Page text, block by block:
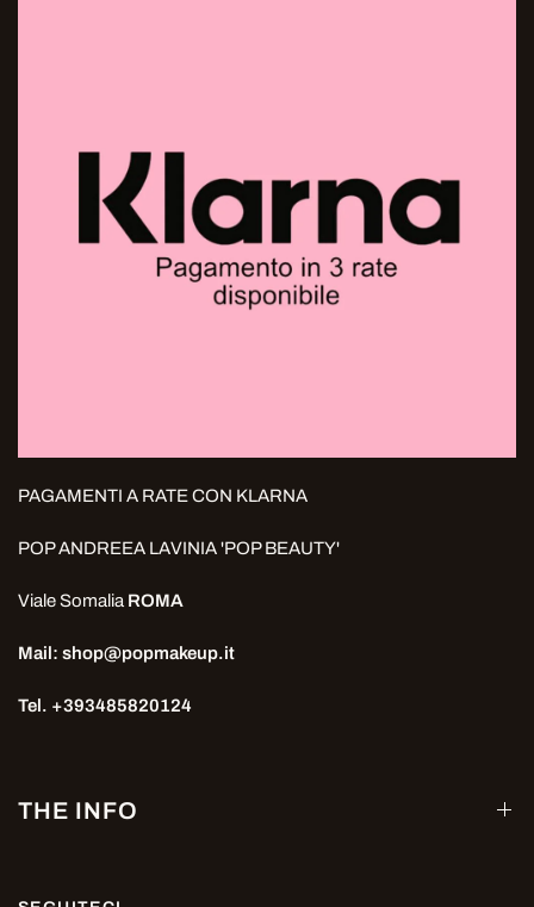
PAGAMENTI A RATE CON KLARNA
POP ANDREEA LAVINIA 'POP BEAUTY'
Viale Somalia ROMA
Mail: shop@popmakeup.it
Tel. +393485820124
THE INFO